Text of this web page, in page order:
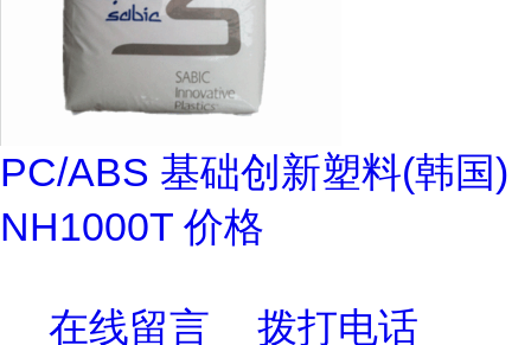
PC/ABS 基础创新塑料(韩国)
NH1000T 价格
在线留言 拨打电话